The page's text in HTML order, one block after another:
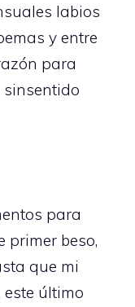
labios
y entre
para
para
primer beso,
que mi
último